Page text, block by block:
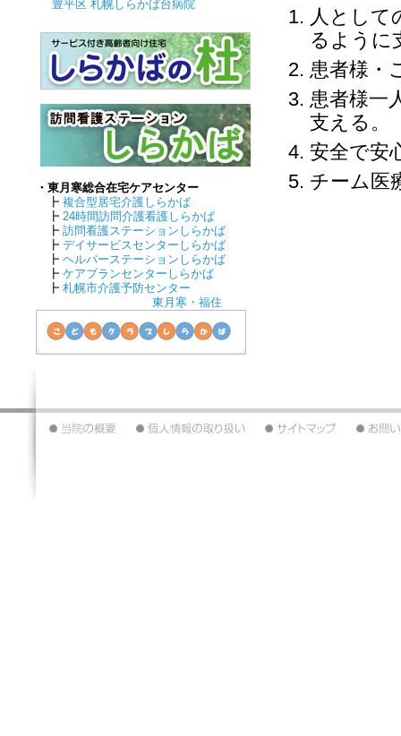
人 として
るように
患者様・
患者様一
支える。
安全で安
チーム医
豊平区 札幌しらかば台病院
・東月寒総合在宅ケアセンター
┣ 複合型居宅介護しらかば
┣ 24時間訪問介護看護しらかば
┣ 訪問看護ステーションしらかば
┣ デイサービスセンターしらかば
┣ ヘルパーステーションしらかば
┣ ケアプランセンターしらかば
┣ 札幌市介護予防センター
東月寒・福住